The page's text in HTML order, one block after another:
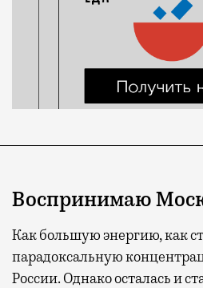
Воспринимаю
Как большую энергию, как
парадоксальную
России. Однако осталась и